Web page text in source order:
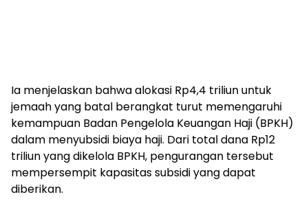
Ia menjelaskan bahwa alokasi Rp4,4 triliun untuk
jemaah yang batal berangkat turut memengaruhi
kemampuan Badan Pengelola Keuangan Haji (BPKH)
dalam menyubsidi biaya haji. Dari total dana Rp12
triliun yang dikelola BPKH, pengurangan tersebut
mempersempit kapasitas subsidi yang dapat
diberikan.